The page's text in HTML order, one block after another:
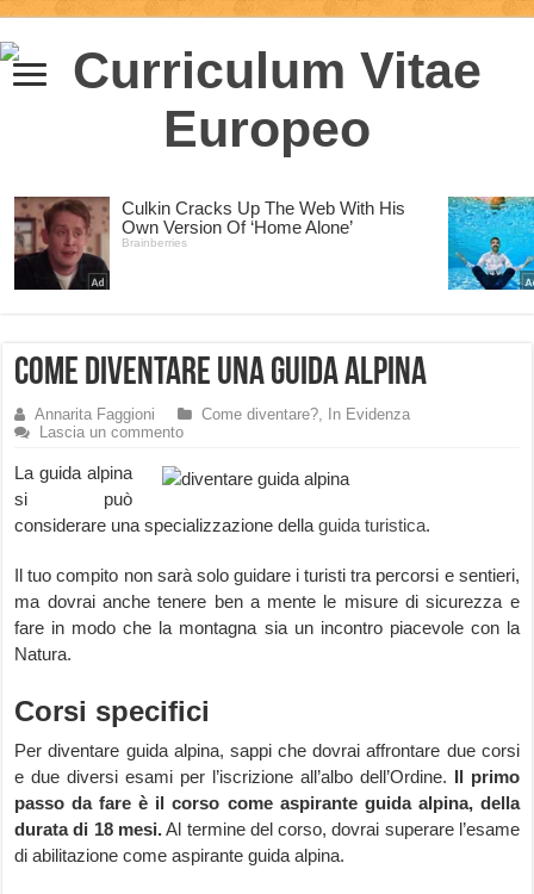
Come diventare una Guida Alpina
Annarita Faggioni Come diventare?,
In Evidenza
Lascia un commento
La guida alpina
si può
considerare una specializzazione dellaguida turistica.
Il tuo compito non sarà solo guidare i turisti tra percorsi e sentieri,
ma dovrai anche tenere ben a mente le misure di sicurezza e
fare in modo che la montagna sia un incontro piacevole con la
Natura.
Corsi specifici
Per diventare guida alpina, sappi che dovrai affrontare due corsi
e due diversi esami per l’iscrizione all’albo dell’Ordine. Il primo
passo da fare è il corso come aspirante guida alpina, della
durata di 18 mesi.Al termine del corso, dovrai superare l’esame
di abilitazione come aspirante guida alpina.